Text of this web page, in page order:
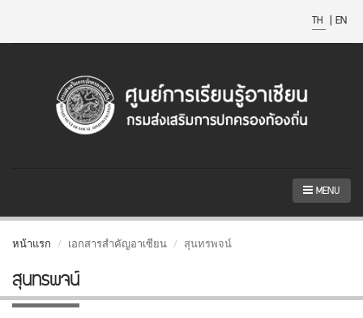
TH | EN
MENU
หน้าแรก เอกสารสำคัญอาเซียน สุนทรพจน์
สุนทรพจน์